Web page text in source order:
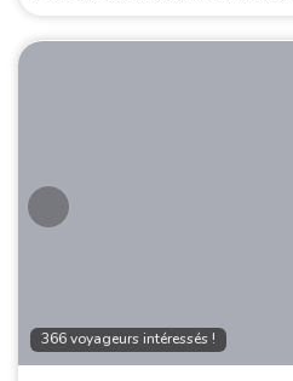
366 voyageurs intéressés !